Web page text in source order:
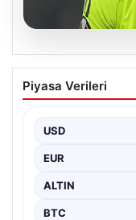
Altay
Yeni adresi
Piyasa Verileri
USD
EUR
ALTIN
BTC